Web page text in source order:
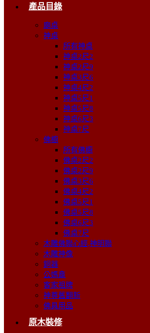
產品目錄
廟桌
神桌
所有神桌
神桌2尺2
神桌2尺9
神桌3尺6
神桌4尺2
神桌5尺1
神桌5尺8
神桌6尺3
神桌7尺
佛櫥
所有佛櫥
佛桌2尺2
佛桌2尺9
佛桌3尺6
佛桌4尺2
佛桌5尺1
佛桌5尺8
佛桌6尺3
佛桌7尺
木雕佛聯心經,神明聯
木雕神像
銅器
公媽龕
客家祖牌
神尊舊翻新
佛具用品
原木裝修